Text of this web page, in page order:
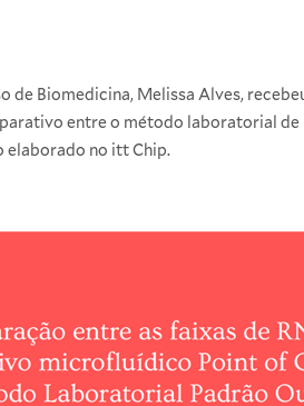
de Biomedicina, Melissa Alves,
entre o método laboratorial
elaborado no itt Chip.